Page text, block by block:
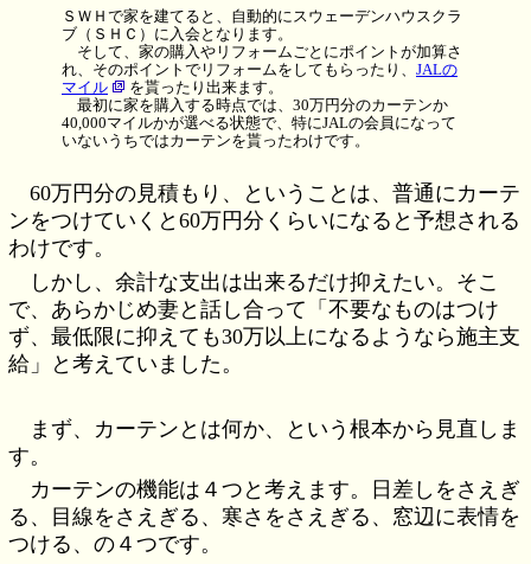
ＳＷＨで家を建てると、自動的にスウェーデンハウスクラ
ブ（ＳＨＣ）に入会となります。
そして、家の購入やリフォームごとにポイントが加算さ
れ、そのポイントでリフォームをしてもらったり、 JALの
マイル
を貰ったり出来ます。
最初に家を購入する時点では、30万円分のカーテンか
40,000マイルかが選べる状態で、特にJALの会員になって
いないうちではカーテンを貰ったわけです。
60万円分の見積もり、ということは、普通にカーテ
ンをつけていくと60万円分くらいになると予想される
わけです。
しかし、余計な支出は出来るだけ抑えたい。そこ
で、あらかじめ妻と話し合って「不要なものはつけ
ず、最低限に抑えても30万以上になるようなら施主支
給」と考えていました。
まず、カーテンとは何か、という根本から見直しま
す。
カーテンの機能は４つと考えます。日差しをさえぎ
る、目線をさえぎる、寒さをさえぎる、窓辺に表情を
つける、の４つです。